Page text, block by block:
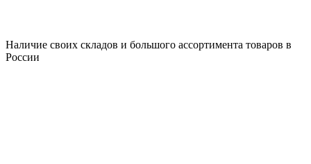
Наличие своих складов и большого ассортимента товаров в
России